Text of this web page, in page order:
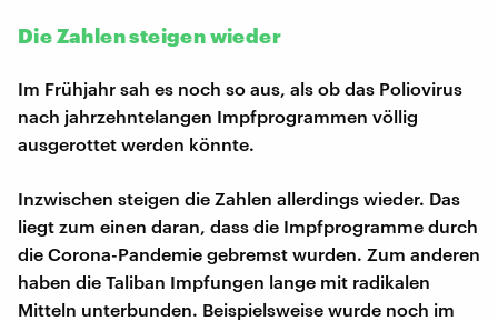
Die Zahlen steigen wieder
Im Frühjahr sah es noch so aus, als ob das Poliovirus
nach jahrzehntelangen Impfprogrammen völlig
ausgerottet werden könnte.
Inzwischen steigen die Zahlen allerdings wieder. Das
liegt zum einen daran, dass die Impfprogramme durch
die Corona-Pandemie gebremst wurden. Zum anderen
haben die Taliban Impfungen lange mit radikalen
Mitteln unterbunden. Beispielsweise wurde noch im